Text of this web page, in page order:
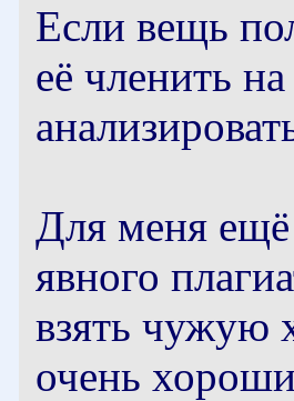
Если вещь
её членить
Для меня
явного
взять чужую
очень